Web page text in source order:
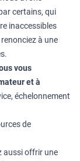
certains, qui
inaccessibles
à une
vous
et à
échelonnement
de
aussi offrir une